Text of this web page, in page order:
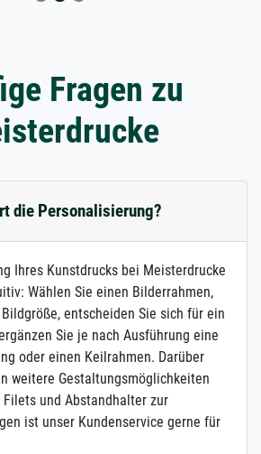
Fragen zu
die Personalisierung?
Ihres Kunstdrucks bei Meisterdrucke
Wählen Sie einen Bilderrahmen,
entscheiden Sie sich für ein
Sie je nach Ausführung eine
oder einen Keilrahmen. Darüber
weitere Gestaltungsmöglichkeiten
und Abstandhalter zur
ist unser Kundenservice gerne für